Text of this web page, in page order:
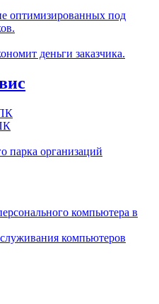
оптимизированных под
деньги заказчика.
парка организаций
компьютера в
компьютеров